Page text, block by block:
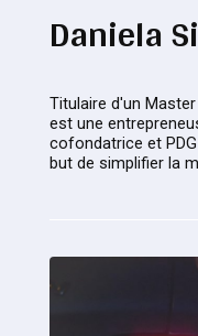
Daniela
Titulaire d'un
est une
cofondatrice et
but de simplifier la